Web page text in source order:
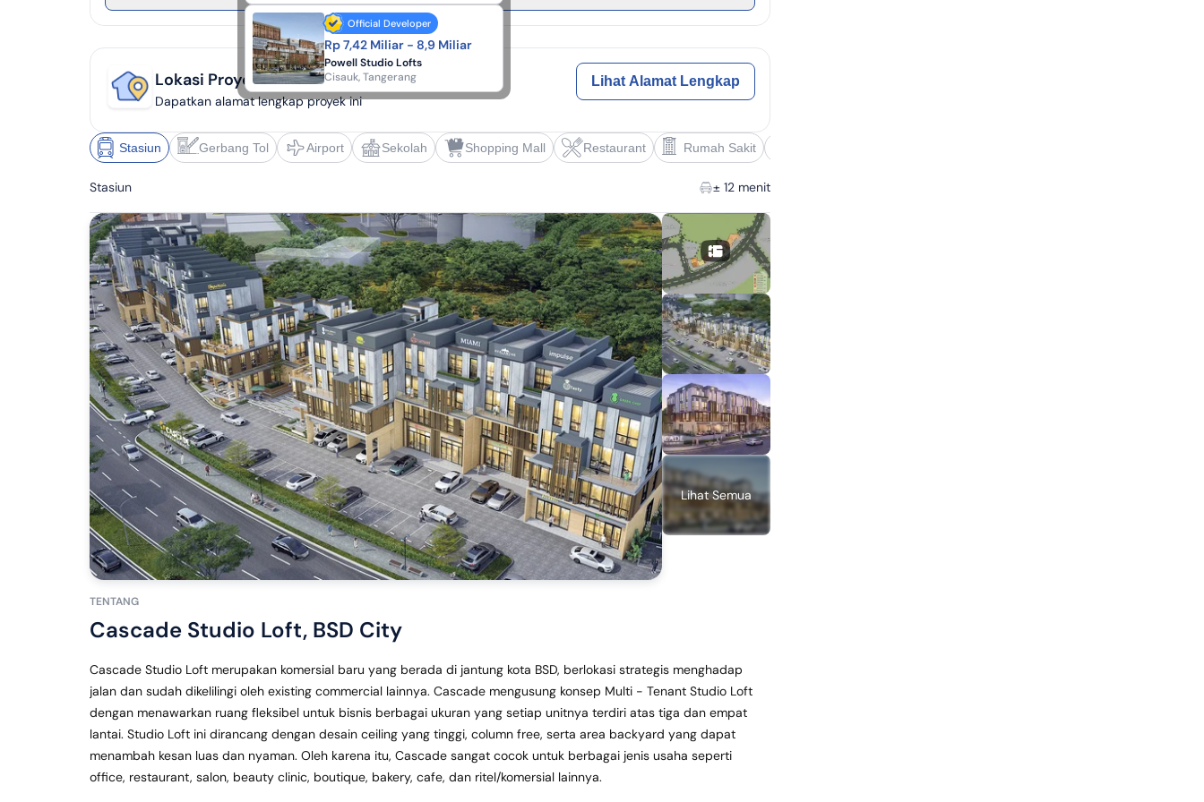
Official Developer
Rp 7,42 Miliar - 8,9 Miliar
Powell Studio Lofts
Cisauk,Tangerang
Lokasi Proyek
Dapatkan alamat lengkap proyek ini
Lihat Alamat Lengkap
Stasiun Gerbang Tol Airport Sekolah Shopping Mall Restaurant Rumah Sakit
Stasiun ± 12 menit
Lihat Semua
TENTANG
Cascade Studio Loft, BSD City
Cascade Studio Loft merupakan komersial baru yang berada di jantung kota BSD, berlokasi strategis menghadap
jalan dan sudah dikelilingi oleh existing commercial lainnya. Cascade mengusung konsep Multi - Tenant Studio Loft
dengan menawarkan ruang fleksibel untuk bisnis berbagai ukuran yang setiap unitnya terdiri atas tiga dan empat
lantai. Studio Loft ini dirancang dengan desain ceiling yang tinggi, column free, serta area backyard yang dapat
menambah kesan luas dan nyaman. Oleh karena itu, Cascade sangat cocok untuk berbagai jenis usaha seperti
office, restaurant, salon, beauty clinic, boutique, bakery, cafe, dan ritel/komersial lainnya.